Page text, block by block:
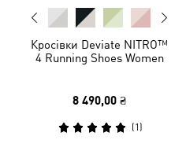
Кросівки Deviate NITRO™
4 Running Shoes Women
8 490,00 ₴
(1 )